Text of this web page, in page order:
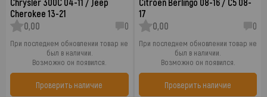
Cherokee 13-21
0,00
0
При последнем обновлении товар не
был в наличии.
Возможно он появился.
Проверить наличие
17
0,00
0
При последнем обновлении товар не
был в наличии.
Возможно он появился.
Проверить наличие